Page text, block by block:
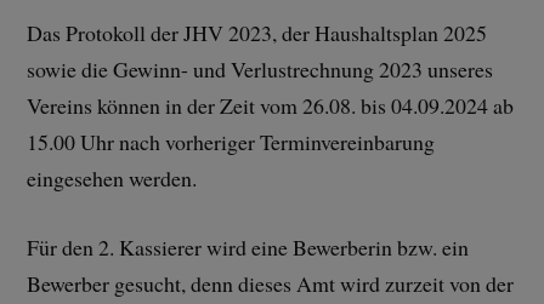
Das Protokoll der JHV 2023, der Haushaltsplan 2025
sowie die Gewinn- und Verlustrechnung 2023 unseres
Vereins können in der Zeit vom 26.08. bis 04.09.2024 ab
15.00 Uhr nach vorheriger Terminvereinbarung
eingesehen werden.
Für den 2. Kassierer wird eine Bewerberin bzw. ein
Bewerber gesucht, denn dieses Amt wird zurzeit von der